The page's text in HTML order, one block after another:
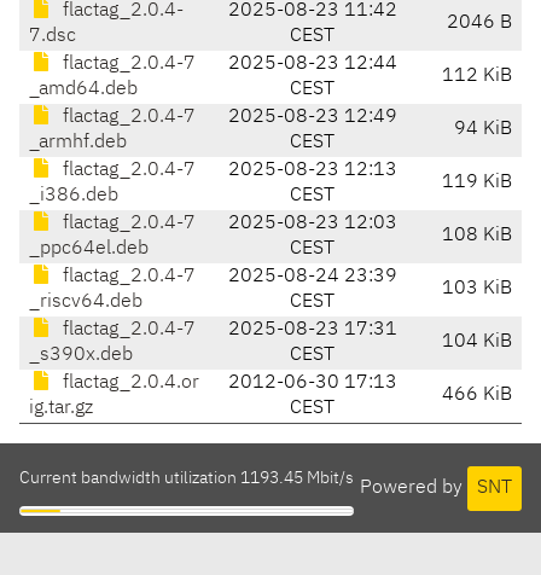
flactag_2.0.4-
7.dsc
2025-08-23 11:42
CEST
2046 B
flactag_2.0.4-7
_amd64.deb
2025-08-23 12:44
CEST
112 KiB
flactag_2.0.4-7
_armhf.deb
2025-08-23 12:49
CEST
94 KiB
flactag_2.0.4-7
_i386.deb
2025-08-23 12:13
CEST
119 KiB
flactag_2.0.4-7
_ppc64el.deb
2025-08-23 12:03
CEST
108 KiB
flactag_2.0.4-7
_riscv64.deb
2025-08-24 23:39
CEST
103 KiB
flactag_2.0.4-7
_s390x.deb
2025-08-23 17:31
CEST
104 KiB
flactag_2.0.4.or
ig.tar.gz
2012-06-30 17:13
CEST
466 KiB
Powered by SNT
Current bandwidth utilization 1193.45 Mbit/s